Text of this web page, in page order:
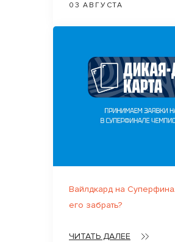
03 АВГУСТА
Вайлдкард на
его забрать?
ЧИТАТЬ ДАЛЕЕ